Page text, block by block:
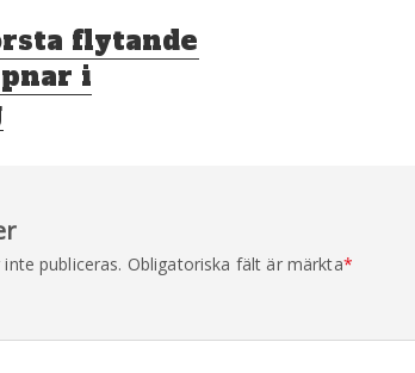
flytande
i
publiceras. Obligatoriska fält är märkta*